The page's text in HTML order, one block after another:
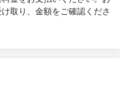
取り、金額をご確認くださ